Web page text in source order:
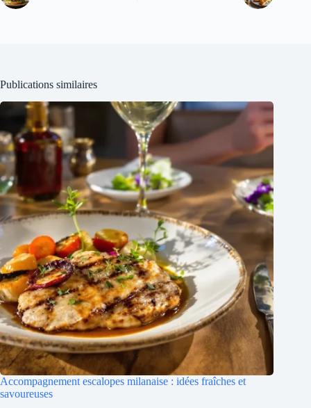
Publications similaires
Accompagnement escalopes milanaise : idées fraîches et
savoureuses